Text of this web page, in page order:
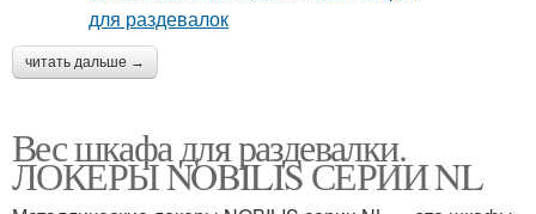
читать дальше →
Вес шкафа для раздевалки.
ЛОКЕРЫ NOBILIS СЕРИИ NL